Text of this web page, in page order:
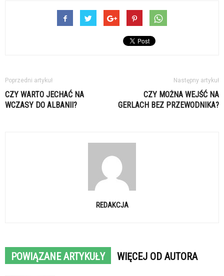
Poprzedni artykuł
CZY WARTO JECHAĆ NA
WCZASY DO ALBANII?
Następny artykuł
CZY MOŻNA WEJŚĆ NA
GERLACH BEZ PRZEWODNIKA?
REDAKCJA
POWIĄZANE ARTYKUŁY WIĘCEJ OD AUTORA